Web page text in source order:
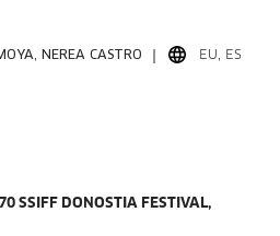
NEREA CASTRO EU, ES
SSIFF DONOSTIA FESTIVAL,